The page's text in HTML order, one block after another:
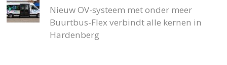
Nieuw OV-systeem met onder meer
Buurtbus-Flex verbindt alle kernen in
Hardenberg